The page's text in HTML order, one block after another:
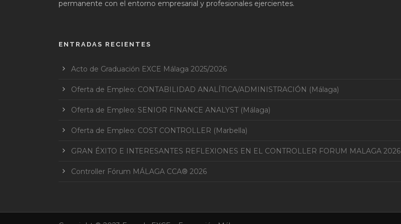
permanente con el entorno empresarial y profesionales ejercientes.
ENTRADAS RECIENTES
Acto de Graduación EXCE Málaga 2025/2026
Oferta de Empleo: CONTABILIDAD ANALÍTICA/ADMINISTRACIÓN (Málaga)
Oferta de Empleo: SENIOR FINANCE ANALYST (Málaga)
Oferta de Empleo: COST CONTROLLER (Marbella)
GRAN ÉXITO E INTERESANTES REFLEXIONES EN EL CONTROLLER FORUM MALAGA 2026
Controller Fórum MÁLAGA CCA® 2026